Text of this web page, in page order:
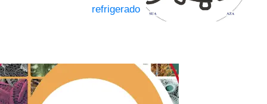
refrigerado